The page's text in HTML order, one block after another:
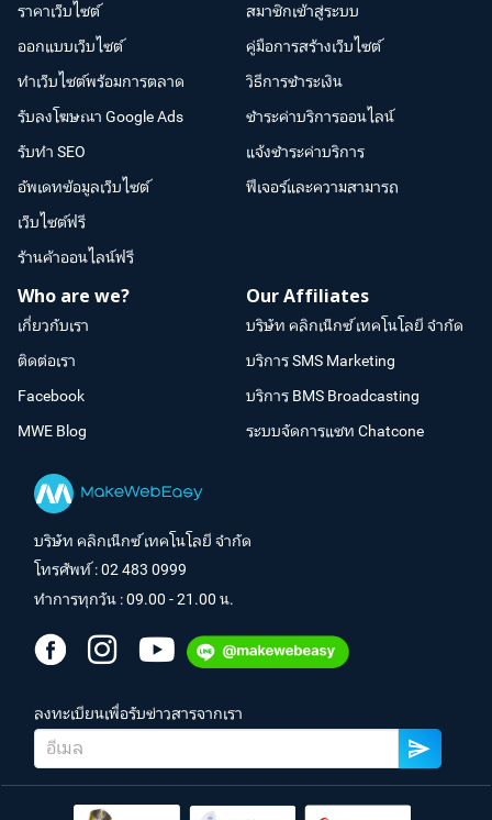
ราคาเว็บไซต์
ออกแบบเว็บไซต์
ทำเว็บไซต์พร้อมการตลาด
รับลงโฆษณา Google Ads
รับทำ SEO
อัพเดทข้อมูลเว็บไซต์
เว็บไซต์ฟรี
ร้านค้าออนไลน์ฟรี
สมาชิกเข้าสู่ระบบ
คู่มือการสร้างเว็บไซต์
วิธีการชำระเงิน
ชำระค่าบริการออนไลน์
แจ้งชำระค่าบริการ
ฟีเจอร์และความสามารถ
Who are we?
เกี่ยวกับเรา
ติดต่อเรา
Facebook
MWE Blog
Our Affiliates
บริษัท คลิกเน็กซ์ เทคโนโลยี จำกัด
บริการ SMS Marketing
บริการ BMS Broadcasting
ระบบจัดการแชท Chatcone
บริษัท คลิกเน็กซ์ เทคโนโลยี จำกัด
โทรศัพท์ :02 483 0999
ทำการทุกวัน : 09.00 - 21.00 น.
ลงทะเบียนเพื่อรับข่าวสารจากเรา